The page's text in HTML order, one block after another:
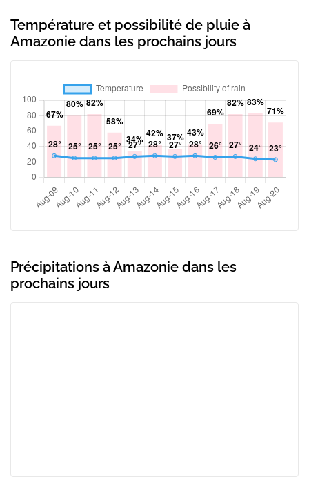
Température et possibilité de pluie à
Amazonie dans les prochains jours
Précipitations à Amazonie dans les
prochains jours